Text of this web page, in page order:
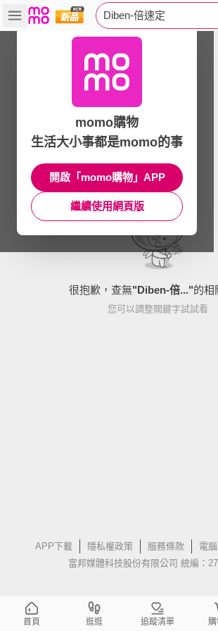
Diben-倍速定
很抱歉，查無"Diben-倍..."的相
您可以調整關鍵字試試看
APP下載 隱私權政策 服務條款 電
富邦媒體科技股份有限公司 統編：
momo購物
生活大小事都是momo的事
開啟「momo購物」APP
繼續使用網頁版
首頁 逛逛 追蹤清單